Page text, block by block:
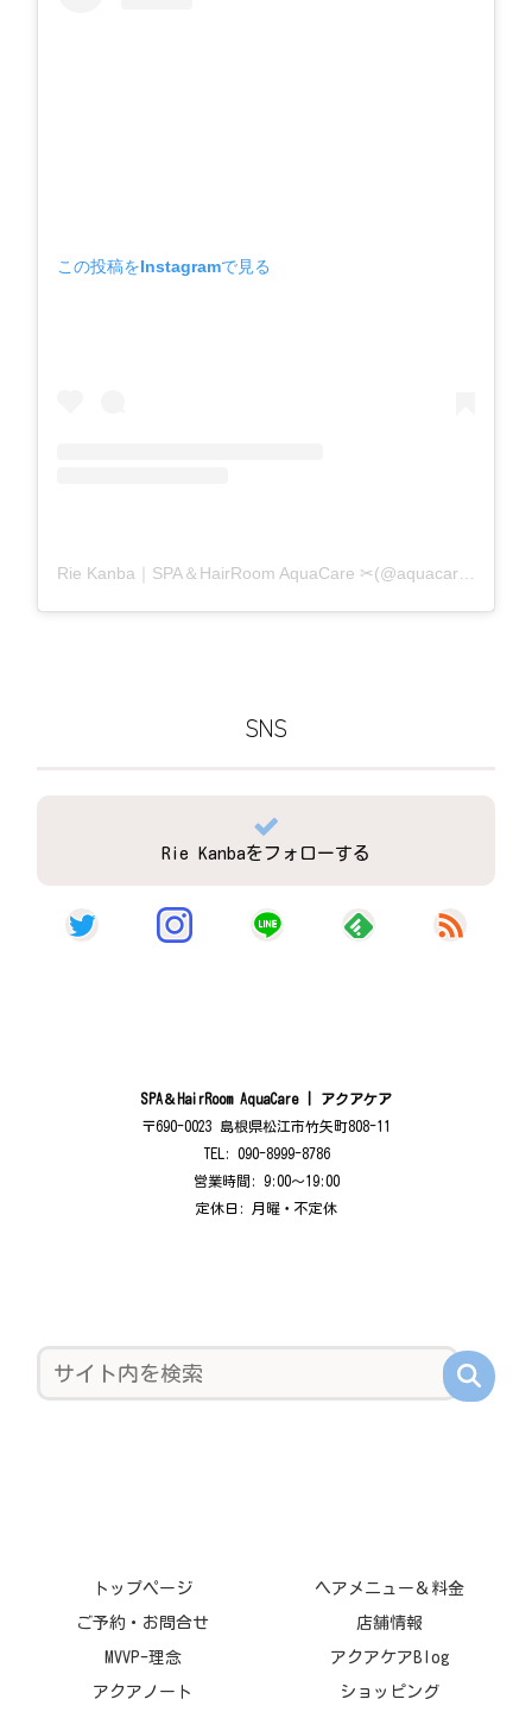
この投稿をInstagramで見る
SNS
Rie Kanbaをフォローする
SPA＆HairRoom AquaCare | アクアケア
〒690-0023 島根県松江市竹矢町808-11
TEL: 090-8999-8786
営業時間: 9:00〜19:00
定休日: 月曜・不定休
トップページ ヘアメニュー＆料金
ご予約・お問合せ 店舗情報
MVVP-理念 アクアケアBlog
アクアノート ショッピング